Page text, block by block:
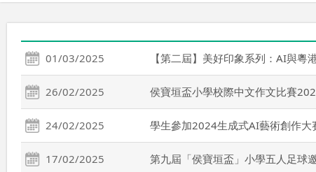
01/03/2025 【第二屆】美好印象系列：AI與
26/02/2025 侯寶垣盃小學校際中文作文比賽
24/02/2025 學生參加2024生成式AI藝術創作大
17/02/2025 第九屆「侯寶垣盃」小學五人足球